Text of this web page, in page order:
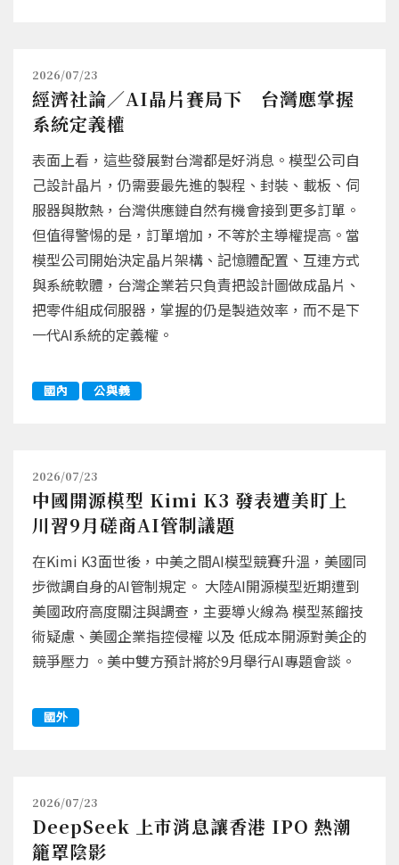
2026/07/23
經濟社論／AI晶片賽局下 台灣應掌握
系統定義權
表面上看，這些發展對台灣都是好消息。模型公司自
己設計晶片，仍需要最先進的製程、封裝、載板、伺
服器與散熱，台灣供應鏈自然有機會接到更多訂單。
但值得警惕的是，訂單增加，不等於主導權提高。當
模型公司開始決定晶片架構、記憶體配置、互連方式
與系統軟體，台灣企業若只負責把設計圖做成晶片、
把零件組成伺服器，掌握的仍是製造效率，而不是下
一代AI系統的定義權。
國內 公與義
2026/07/23
中國開源模型 Kimi K3 發表遭美盯上
川習9月磋商AI管制議題
在Kimi K3面世後，中美之間AI模型競賽升溫，美國同
步微調自身的AI管制規定。 大陸AI開源模型近期遭到
美國政府高度關注與調查，主要導火線為 模型蒸餾技
術疑慮、美國企業指控侵權 以及 低成本開源對美企的
競爭壓力 。美中雙方預計將於9月舉行AI專題會談。
國外
2026/07/23
DeepSeek 上市消息讓香港 IPO 熱潮
籠罩陰影